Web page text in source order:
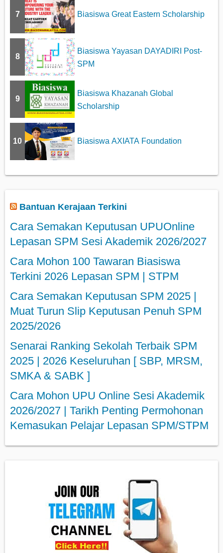
7 Biasiswa Great Eastern Scholarship
8
Biasiswa Yayasan DAYADIRI Post-
SPM
9
Biasiswa Khazanah Global
Scholarship
10 Biasiswa AXIATA Foundation
Bantuan Kerajaan Terkini
Cara Semakan Keputusan UPUOnline
Lepasan SPM Sesi Akademik 2026/2027
Cara Mohon 100 Tawaran Biasiswa
Terkini 2026 Lepasan SPM | STPM
Cara Semakan Keputusan SPM 2025 |
Muat Turun Slip Keputusan Penuh SPM
2025/2026
Senarai Ranking Sekolah Terbaik SPM
2025 | 2026 Keseluruhan [ SBP, MRSM,
SMKA & SABK ]
Cara Mohon UPU Online Sesi Akademik
2026/2027 | Tarikh Penting Permohonan
Kemasukan Pelajar Lepasan SPM/STPM